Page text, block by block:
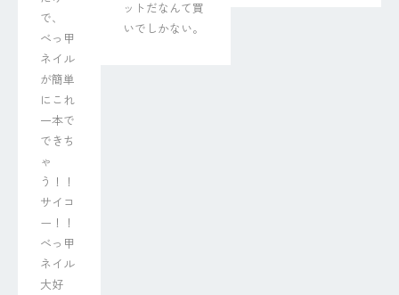
で、
べっ甲
ネイル
が簡単
にこれ
一本で
できち
ゃ
う！！
サイコ
ー！！
べっ甲
ネイル
大好
ットだなんて買
いでしかない。